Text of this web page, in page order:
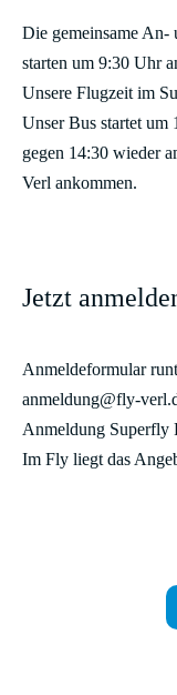
Die gemeinsame An-
starten um 9:30 Uhr
Unsere Flugzeit im
Unser Bus startet um
gegen 14:30 wieder
Verl ankommen.
Jetzt
Anmeldeformular
anmeldung@fly-
Anmeldung Superfly
Im Fly liegt das